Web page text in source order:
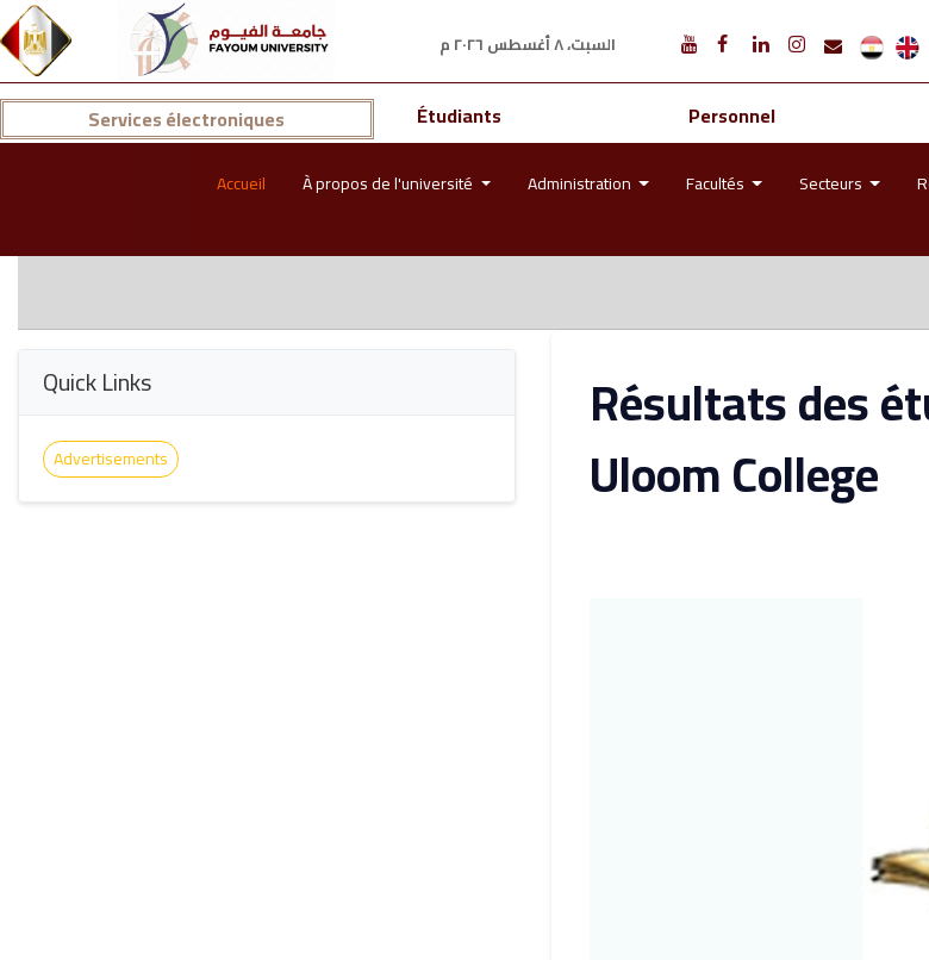
السبت، ٨ أغسطس ٢٠٢٦ م
Services électroniques Étudiants Personnel
Accueil À propos de l'université Administration Facultés Secteurs
Résultats des
Uloom College
Quick Links
Advertisements